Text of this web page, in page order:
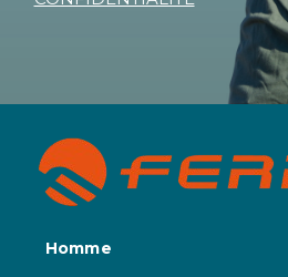
Homme